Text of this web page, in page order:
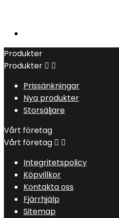
Produkter
Produkter  
Prissänkningar
Nya produkter
Storsäljare
Vårt företag
Vårt företag  
Integritetspolicy
Köpvillkor
Kontakta oss
Fjärrhjälp
Sitemap